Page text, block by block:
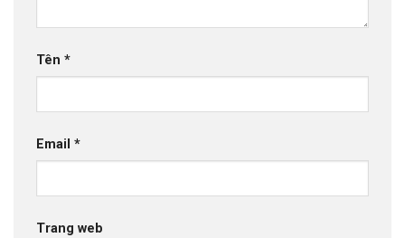
Tên *
Email *
Trang web